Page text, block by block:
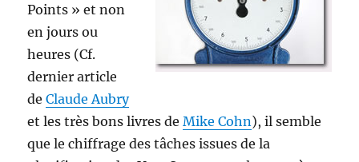
Points » et non
en jours ou
heures (Cf.
dernier article
deClaude Aubry
et les très bons livres deMike Cohn), il semble
que le chiffrage des tâches issues de la